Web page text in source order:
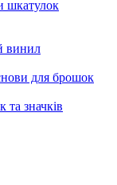
шкатулок
винил
для брошок
значків